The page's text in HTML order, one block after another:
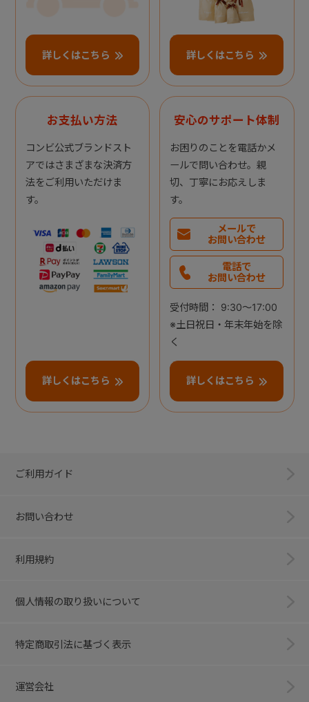
詳しくはこちら 詳しくはこちら
お支払い方法
コンビ公式ブランドスト
アではさまざまな決済方
法をご利用いただけま
す。
詳しくはこちら
安心のサポート体制
お困りのことを電話かメ
ールで問い合わせ。親
切、丁寧にお応えしま
す。
メールで
お問い合わせ
電話で
お問い合わせ
受付時間： 9:30～17:00
※土日祝日・年末年始を除
く
詳しくはこちら
ご利用ガイド
お問い合わせ
利用規約
個人情報の取り扱いについて
特定商取引法に基づく表示
運営会社